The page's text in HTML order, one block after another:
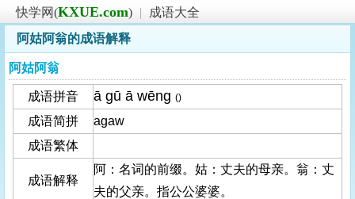
快学网(KXUE.com) |
成语大全
阿姑阿翁的成语解释
阿姑阿翁
成语拼音 ā gū ā wēng ()
成语简拼
agaw
成语繁体
成语解释
阿：名词的前缀。姑：丈夫的母亲。翁：丈
夫的父亲。指公公婆婆。